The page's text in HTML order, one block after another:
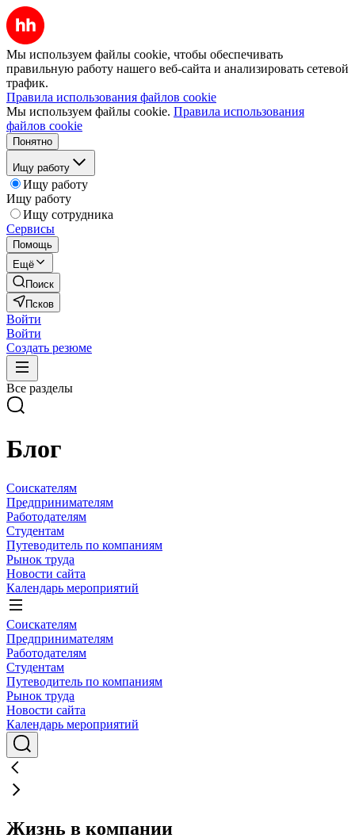
Мы используем файлы cookie, чтобы обеспечивать
правильную работу нашего веб-сайта и анализировать сетевой
трафик.
Правила использования файлов cookie
Мы используем файлы cookie. Правила использования
файлов cookie
Понятно
Ищу работу
Ищу работу
Ищу работу
Ищу сотрудника
Сервисы
Помощь
Ещё
Поиск
Псков
Войти
Войти
Создать резюме
Все разделы
Блог
Соискателям
Предпринимателям
Работодателям
Студентам
Путеводитель по компаниям
Рынок труда
Новости сайта
Календарь мероприятий
Соискателям
Предпринимателям
Работодателям
Студентам
Путеводитель по компаниям
Рынок труда
Новости сайта
Календарь мероприятий
Жизнь в компании